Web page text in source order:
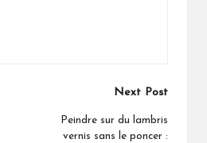
Next Post
Peindre sur du lambris
vernis sans le poncer :